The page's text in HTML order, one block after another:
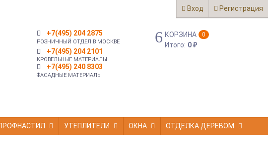
Вход Регистрация
+7(495) 204 2875
РОЗНИЧНЫЙ ОТДЕЛ В МОСКВЕ
+7(495) 204 2101
КРОВЕЛЬНЫЕ МАТЕРИАЛЫ
+7(495) 240 8303
ФАСАДНЫЕ МАТЕРИАЛЫ
КОРЗИНА 0
Итого: 0₽
УТЕПЛИТЕЛИ ОКНА ОТДЕЛКА ДЕРЕВОМ